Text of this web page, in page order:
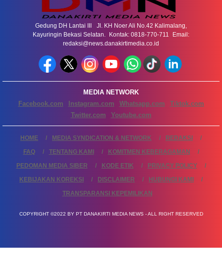
Gedung DH Lantai III Jl. KH Noer Ali No.42 Kalimalang,
Kayuringin Bekasi Selatan. Kontak: 0818-770-711 Email:
redaksi@news.danakirtimedia.co.id
MEDIA NETWORK
Facebook.com
Instagram.com Whatsapp.com
Tiktok.com
Twitter.com
Youtube.com
HOME MEDIA SYNDICATION & NETWORK
REDAKSI
FAQ
TENTANG KAMI
KOMITMEN KEBERAGAMAN
PEDOMAN MEDIA SIBER
KODE ETIK
PRIVACY POLICY
KEBIJAKAN KOREKSI
DISCLAIMER
HUBUNGI KAMI
TRANSPARANSI KEPEMILIKAN
COPYRIGHT ©2022 BY PT DANAKIRTI MEDIA NEWS - ALL RIGHT RESERVED